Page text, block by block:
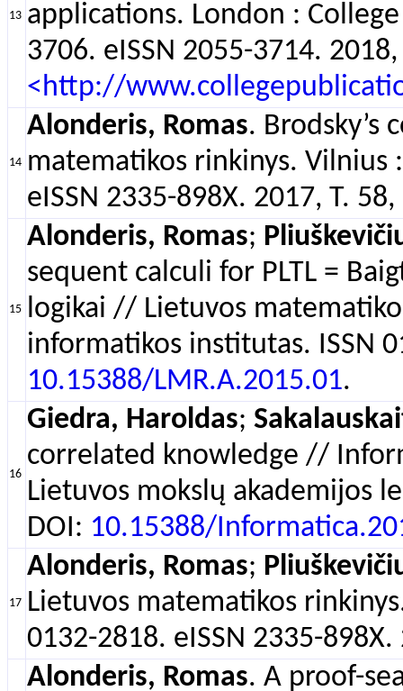
13 applications. London :
3706. eISSN 2055-3714.
<http://
14
Alonderis, Romas.
matematikos rinkinys. Vilnius
eISSN 2335-898X. 2017, T.
15
Alonderis, Romas;
sequent calculi for PLTL =
logikai // Lietuvos
informatikos institutas. ISSN
10.15388/LMR.A.2015.01.
16
Giedra, Haroldas;
correlated knowledge //
Lietuvos mokslų akademijos
DOI: 10.15388/
17
Alonderis, Romas;
Lietuvos matematikos
0132-2818. eISSN 2335-
Alonderis, Romas. A proof-